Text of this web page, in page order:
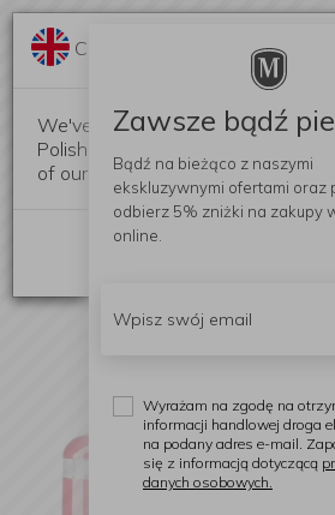
Change language?
We've detected that your
Polish. Would you like to switch to
of our website?
Zawsze bądź
Bądź na bieżąco z naszymi
ekskluzywnymi ofertami oraz
odbierz 5% zniżki na zakupy
online.
Wyrażam na zgodę na
informacji handlowej droga
na podany adres e-mail.
się z informacją dotyczącą
danych osobowych.